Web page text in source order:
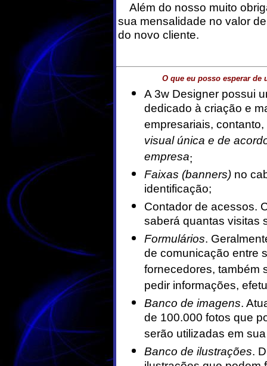
Além do nosso muito
sua mensalidade no valor
do novo cliente.
O que eu posso esperar de
A 3w Designer possui
dedicado à criação e
empresariais,
visual única e de
empresa;
Faixas (banners) no
identificação;
Contador de acessos.
saberá quantas visitas
Formulários.
de comunicação entre
fornecedores, também
pedir informações,
Banco de imagens.
de 100.000 fotos que
serão utilizadas em
Banco de ilustrações.